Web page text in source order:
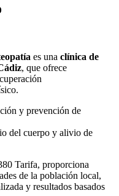
es una clínica de
, que ofrece
y prevención de
del cuerpo y alivio de
Tarifa, proporciona
de la población local,
y resultados basados